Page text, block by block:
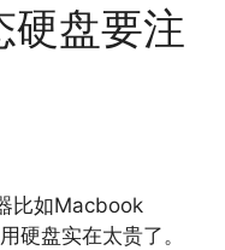
硬盘要注
比如Macbook
硬盘实在太贵了。